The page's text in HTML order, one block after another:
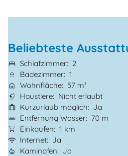
Beliebteste
Schlafzimmer
2
Badezimmer 1
Wohnfläche
57 m²
Haustiere
Nicht erlaubt
Kurzurlaub möglich
Ja
Entfernung Wasser
70 m
Einkaufen
1 km
Internet
Ja
Kaminofen
Ja